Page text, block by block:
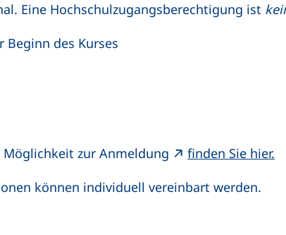
Eine Hochschulzugangsberechtigung ist
Beginn des Kurses
zur Anmeldung finden Sie hier.
können individuell vereinbart werden.